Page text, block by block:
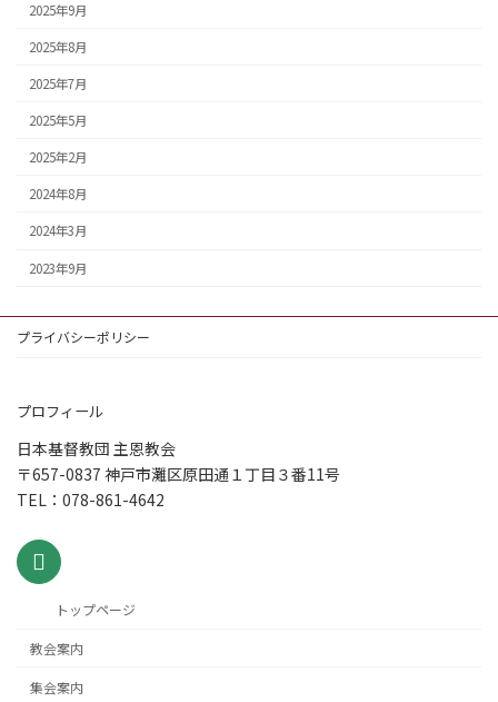
2025年9月
2025年8月
2025年7月
2025年5月
2025年2月
2024年8月
2024年3月
2023年9月
プライバシーポリシー
プロフィール
日本基督教団 主恩教会
〒657-0837 神戸市灘区原田通１丁目３番11号
TEL：078-861-4642
トップページ
教会案内
集会案内